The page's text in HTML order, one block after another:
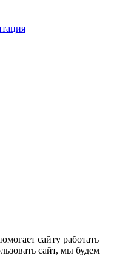
сайту работать
сайт, мы будем